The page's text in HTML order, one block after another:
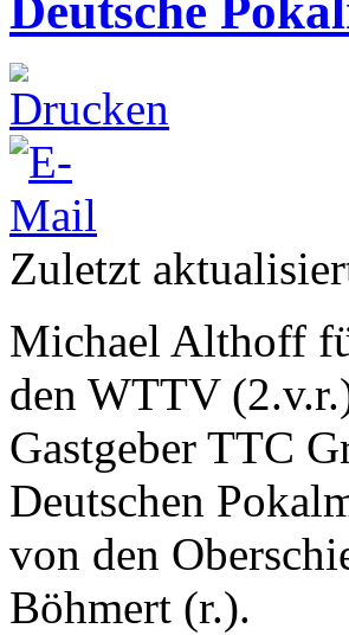
Zuletzt
Michael Althoff
den WTTV
Gastgeber TTC
Deutschen
von den
Böhmert (r.).